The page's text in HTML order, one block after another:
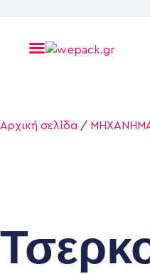
Αρχική σελίδα /